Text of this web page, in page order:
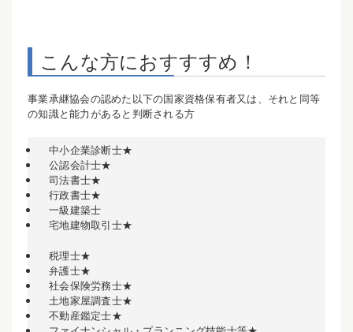
こんな方におすすすめ！
事業承継協会の認めた以下の国家資格保有者又は、それと同等
の知識と能力があると判断される方
中小企業診断士★
公認会計士★
司法書士★
行政書士★
一級建築士
宅地建物取引士★
税理士★
弁護士★
社会保険労務士★
土地家屋調査士★
不動産鑑定士★